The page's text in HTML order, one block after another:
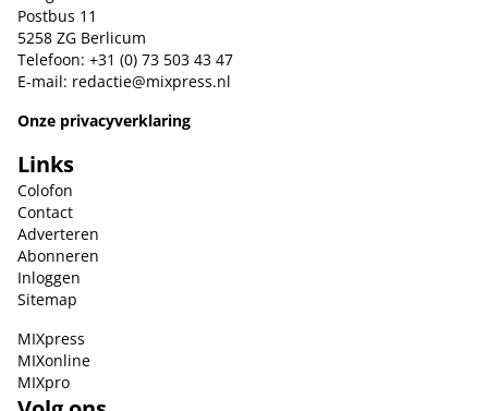
Postbus 11
5258 ZG Berlicum
Telefoon: +31 (0) 73 503 43 47
E-mail: redactie@mixpress.nl
Onze privacyverklaring
Links
Colofon
Contact
Adverteren
Abonneren
Inloggen
Sitemap
MIXpress
MIXonline
MIXpro